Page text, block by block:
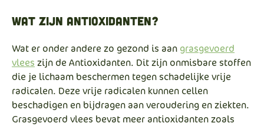
Wat zijn Antioxidanten?
Wat er onder andere zo gezond is aan grasgevoerd
vlees zijn de Antioxidanten. Dit zijn onmisbare stoffen
die je lichaam beschermen tegen schadelijke vrije
radicalen. Deze vrije radicalen kunnen cellen
beschadigen en bijdragen aan veroudering en ziekten.
Grasgevoerd vlees bevat meer antioxidanten zoals